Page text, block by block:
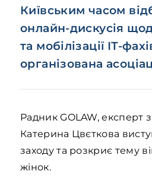
Київським часом
онлайн-дискусія
та мобілізації ІТ-
організована
Радник GOLAW, експерт
Катерина Цвєткова
заходу та розкриє тему
жінок.